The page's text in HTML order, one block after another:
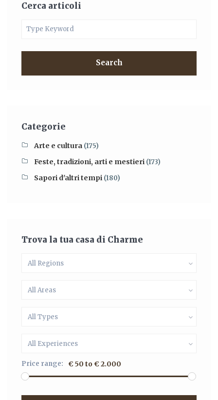
Cerca articoli
Search
Categorie
Arte e cultura (175)
Feste, tradizioni, arti e mestieri (173)
Sapori d'altri tempi (180)
Trova la tua casa di Charme
All Regions
All Areas
All Types
All Experiences
Price range: € 50 to € 2.000